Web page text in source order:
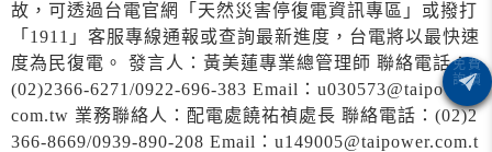
故，可透過台電官網「天然災害停復電資訊專區」或撥打
「1911」客服專線通報或查詢最新進度，台電將以最快速
度為民復電。 發言人：黃美蓮專業總管理師 聯絡電話：
(02)2366-6271/0922-696-383 Email：u030573@taipower.
com.tw 業務聯絡人：配電處饒祐禎處長 聯絡電話：(02)2
366-8669/0939-890-208 Email：u149005@taipower.com.t